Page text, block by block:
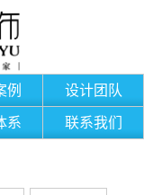
例 设计团队
系 联系我们